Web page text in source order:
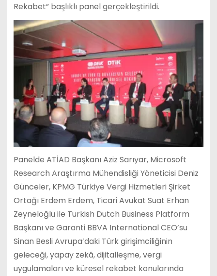
Rekabet” başlıklı panel gerçekleştirildi.
Panelde ATİAD Başkanı Aziz Sarıyar, Microsoft
Research Araştırma Mühendisliği Yöneticisi Deniz
Günceler, KPMG Türkiye Vergi Hizmetleri Şirket
Ortağı Erdem Erdem, Ticari Avukat Suat Erhan
Zeyneloğlu ile Turkish Dutch Business Platform
Başkanı ve Garanti BBVA International CEO’su
Sinan Besli Avrupa’daki Türk girişimciliğinin
geleceği, yapay zekâ, dijitalleşme, vergi
uygulamaları ve küresel rekabet konularında